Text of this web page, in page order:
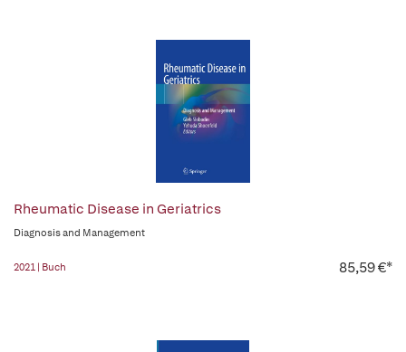
Rheumatic Disease in Geriatrics
Diagnosis and Management
2021 | Buch 85,59 €*